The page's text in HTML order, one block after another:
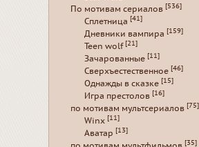
По мотивам сериалов [536]
Сплетница [41]
Дневники вампира [159]
Teen wolf [21]
Зачарованные [11]
Сверхъестественное [46]
Однажды в сказке [15]
Игра престолов [16]
по мотивам мультсериалов [75]
Winx [11]
Аватар [13]
[35]